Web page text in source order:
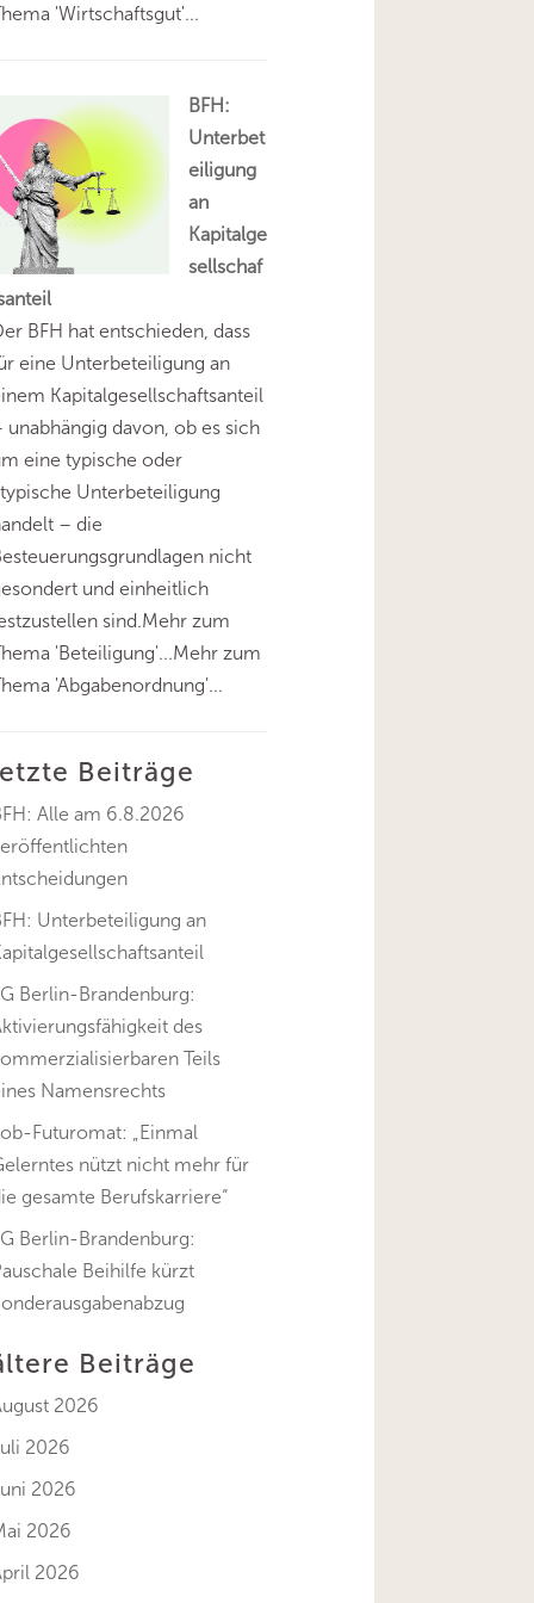
'Wirtschaftsgut'...
BFH:
Unterbet
eiligung
an
Kapitalge
sellschaf
BFH hat entschieden, dass
eine Unterbeteiligung an
Kapitalgesellschaftsanteil
unabhängig davon, ob es sich
eine typische oder
Unterbeteiligung
– die
nicht
und einheitlich
sind.Mehr zum
'Beteiligung'...Mehr zum
'Abgabenordnung'...
Beiträge
Alle am 6.8.2026
Unterbeteiligung an
Berlin-Brandenburg:
des
Teils
Namensrechts
Futuromat: „Einmal
nützt nicht mehr für
gesamte Berufskarriere“
Berlin-Brandenburg:
Beihilfe kürzt
Beiträge
2026
2026
2026
2026
2026